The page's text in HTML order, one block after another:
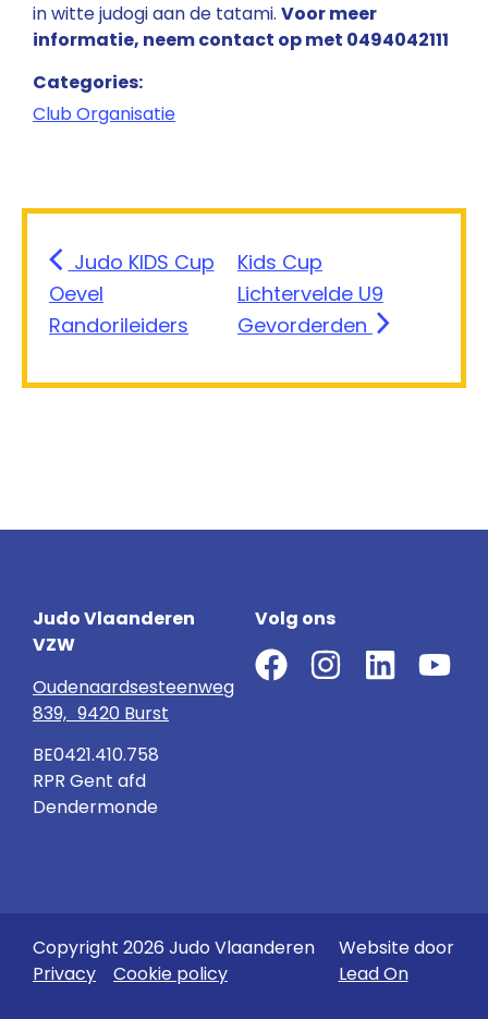
in witte judogi aan de tatami. Voor meer
informatie, neem contact op met 0494042111
Categories:
Club Organisatie
Judo KIDS Cup
Oevel
Randorileiders
Kids Cup
Lichtervelde U9
Gevorderden
Judo Vlaanderen
VZW
Oudenaardsesteenweg
839, 9420 Burst
BE0421.410.758
RPR Gent afd
Dendermonde
Volg ons
Copyright 2026 Judo Vlaanderen
Privacy
Cookie policy
Website door
Lead On